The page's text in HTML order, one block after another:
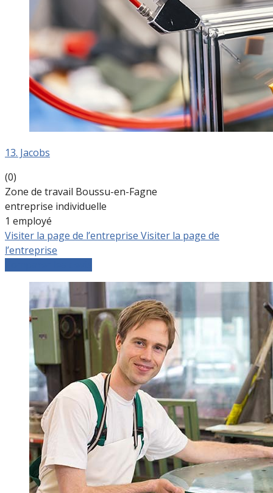
13. Jacobs
(0)
Zone de travail Boussu-en-Fagne
entreprise individuelle
1 employé
Visiter la page de l’entreprise Visiter la page de
l’entreprise